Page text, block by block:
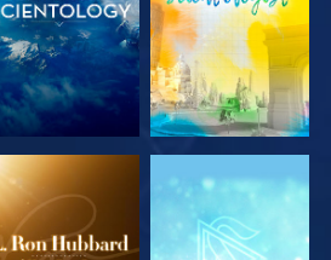
UTFORSK
SERIEN
UTFORSK
SERIEN